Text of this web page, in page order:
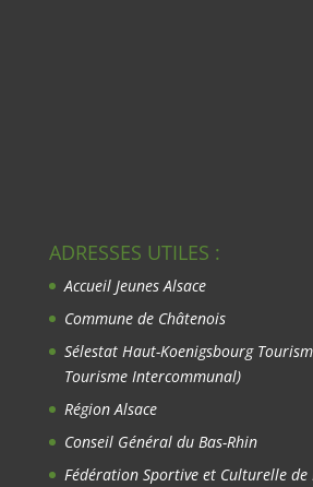
ADRESSES UTILES :
Accueil Jeunes Alsace
Commune de Châtenois
Sélestat Haut-Koenigsbourg
Tourisme Intercommunal)
Région Alsace
Conseil Général du Bas-Rhin
Fédération Sportive et Culturelle de